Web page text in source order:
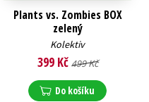
Plants vs. Zombies BOX
zelený
Kolektiv
399 Kč 499 Kč
Do košíku